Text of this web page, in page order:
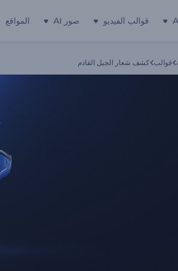
قوالب الفيديو صور AI المواقع
قوالب كشف شعار الجيل القادم